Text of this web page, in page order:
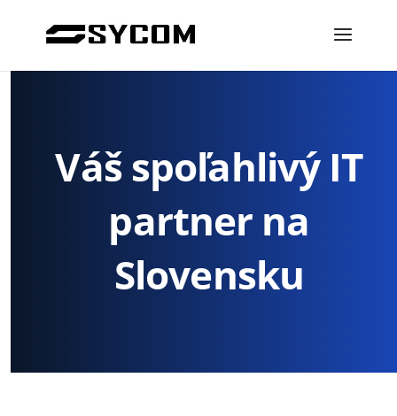
Váš spoľahlivý IT
partner na
Slovensku